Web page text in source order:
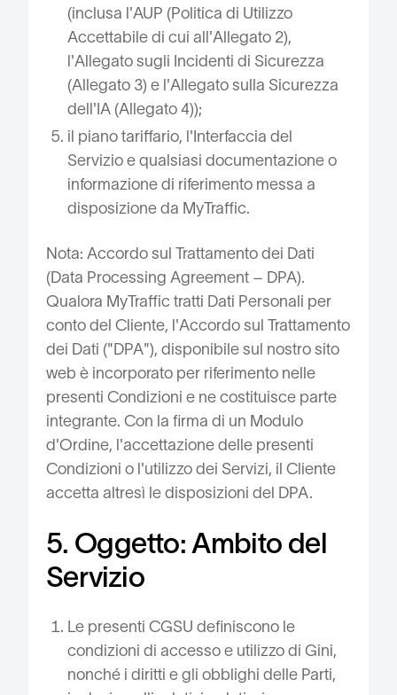
(inclusa l'AUP (Politica di Utilizzo
Accettabile di cui all'Allegato 2),
l'Allegato sugli Incidenti di Sicurezza
(Allegato 3) e l'Allegato sulla Sicurezza
dell'IA (Allegato 4));
il piano tariffario, l'Interfaccia del
Servizio e qualsiasi documentazione o
informazione di riferimento messa a
disposizione da MyTraffic.
Nota: Accordo sul Trattamento dei Dati
(Data Processing Agreement – DPA).
Qualora MyTraffic tratti Dati Personali per
conto del Cliente, l'Accordo sul Trattamento
dei Dati ("DPA"), disponibile sul nostro sito
web è incorporato per riferimento nelle
presenti Condizioni e ne costituisce parte
integrante. Con la firma di un Modulo
d'Ordine, l'accettazione delle presenti
Condizioni o l'utilizzo dei Servizi, il Cliente
accetta altresì le disposizioni del DPA.
5. Oggetto: Ambito del
Servizio
Le presenti CGSU definiscono le
condizioni di accesso e utilizzo di Gini,
nonché i diritti e gli obblighi delle Parti,